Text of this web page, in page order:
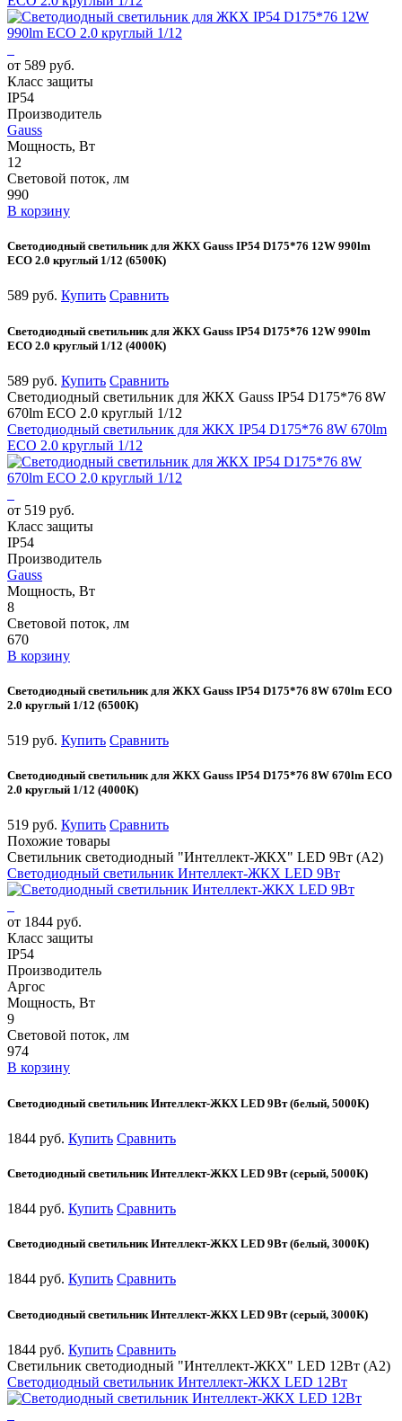
от 589 руб.
Класс защиты
IP54
Производитель
Gauss
Мощность, Вт
12
Световой поток, лм
990
В корзину
Светодиодный светильник для ЖКХ Gauss IP54 D175*76 12W 990lm
ECO 2.0 круглый 1/12 (6500К)
589 руб. Купить Сравнить
Светодиодный светильник для ЖКХ Gauss IP54 D175*76 12W 990lm
ECO 2.0 круглый 1/12 (4000К)
589 руб. Купить Сравнить
Светодиодный светильник для ЖКХ Gauss IP54 D175*76 8W
670lm ECO 2.0 круглый 1/12
Светодиодный светильник для ЖКХ IP54 D175*76 8W 670lm
ECO 2.0 круглый 1/12
от 519 руб.
Класс защиты
IP54
Производитель
Gauss
Мощность, Вт
8
Световой поток, лм
670
В корзину
Светодиодный светильник для ЖКХ Gauss IP54 D175*76 8W 670lm ECO
2.0 круглый 1/12 (6500К)
519 руб. Купить Сравнить
Светодиодный светильник для ЖКХ Gauss IP54 D175*76 8W 670lm ECO
2.0 круглый 1/12 (4000К)
519 руб. Купить Сравнить
Похожие товары
Светильник светодиодный "Интеллект-ЖКХ" LED 9Вт (А2)
Светодиодный светильник Интеллект-ЖКХ LED 9Вт
от 1844 руб.
Класс защиты
IP54
Производитель
Аргос
Мощность, Вт
9
Световой поток, лм
974
В корзину
Светодиодный светильник Интеллект-ЖКХ LED 9Вт (белый, 5000К)
1844 руб. Купить Сравнить
Светодиодный светильник Интеллект-ЖКХ LED 9Вт (серый, 5000К)
1844 руб. Купить Сравнить
Светодиодный светильник Интеллект-ЖКХ LED 9Вт (белый, 3000К)
1844 руб. Купить Сравнить
Светодиодный светильник Интеллект-ЖКХ LED 9Вт (серый, 3000К)
1844 руб. Купить Сравнить
Светильник светодиодный "Интеллект-ЖКХ" LED 12Вт (А2)
Светодиодный светильник Интеллект-ЖКХ LED 12Вт